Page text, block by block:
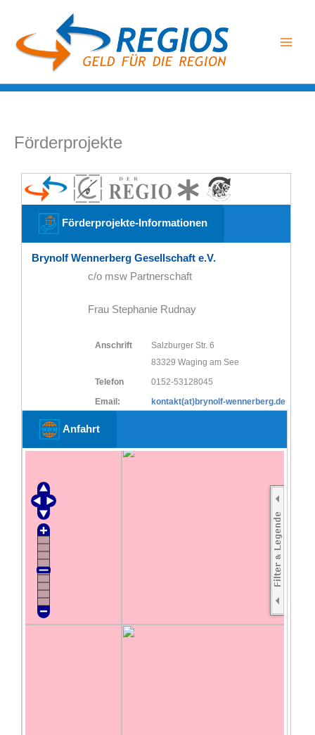
springen
Förderprojekte
Förderprojekte-Informationen
Brynolf Wennerberg Gesellschaft e.V.
c/o msw Partnerschaft
Frau Stephanie Rudnay
Anschrift
Salzburger Str. 6
83329 Waging am See
Telefon
0152-53128045
Email:
kontakt(at)brynolf-wennerberg.de
Anfahrt